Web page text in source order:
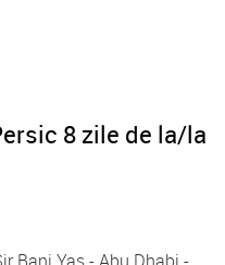
8 zile de la/la